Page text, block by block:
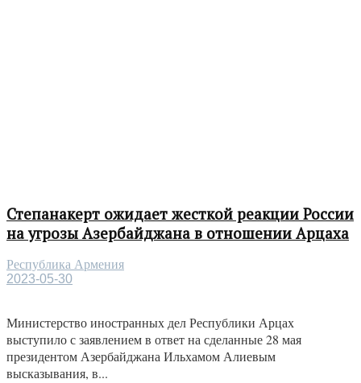
Степанакерт ожидает жесткой реакции России
на угрозы Азербайджана в отношении Арцаха
Республика Армения
2023-05-30
Министерство иностранных дел Республики Арцах
выступило с заявлением в ответ на сделанные 28 мая
президентом Азербайджана Ильхамом Алиевым
высказывания, в...